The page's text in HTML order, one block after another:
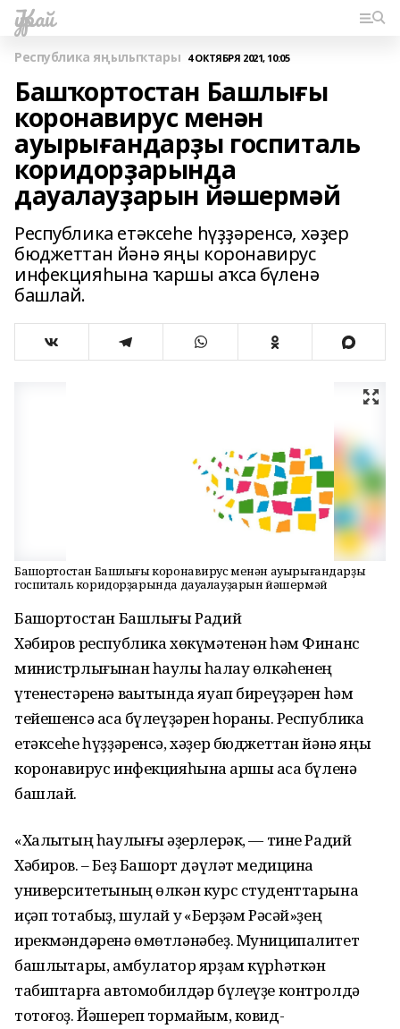
Ҡурай
Республика яңылыҡтары 4 ОКТЯБРЯ 2021, 10:05
Башҡортостан Башлығы
коронавирус менән
ауырығандарҙы госпиталь
коридорҙарында
дауалауҙарын йәшермәй
Республика етәксеһе һүҙҙәренсә, хәҙер
бюджеттан йәнә яңы коронавирус
инфекцияһына ҡаршы аҡса бүленә
башлай.
Башҡортостан Башлығы коронавирус менән ауырығандарҙы
госпиталь коридорҙарында дауалауҙарын йәшермәй
Башҡортостан Башлығы Радий
Хәбиров республика хөкүмәтенән һәм Финанс
министрлығынан һаулыҡ һаҡлау өлкәһенең
үтенестәренә ваҡытында яуап биреүҙәрен һәм
тейешенсә аҡса бүлеүҙәрен һораны. Республика
етәксеһе һүҙҙәренсә, хәҙер бюджеттан йәнә яңы
коронавирус инфекцияһына ҡаршы аҡса бүленә
башлай.
«Халыҡтың һаулығы ҡәҙерлерәк, — тине Радий
Хәбиров. – Беҙ Башҡорт дәүләт медицина
университетының өлкән курс студенттарына
иҫәп тотабыҙ, шулай уҡ «Берҙәм Рәсәй»ҙең
ирекмәндәренә өмөтләнәбеҙ. Муниципалитет
башлыҡтары, амбулатор ярҙам күрһәткән
табиптарға автомобилдәр бүлеүҙе контролдә
тотоғоҙ. Йәшереп тормайым, ковид-